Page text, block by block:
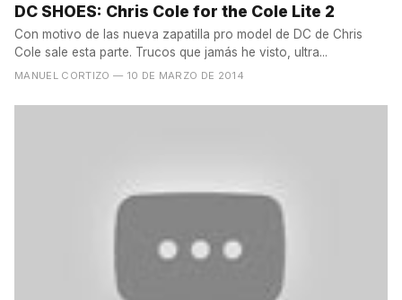
DC SHOES: Chris Cole for the Cole Lite 2
Con motivo de las nueva zapatilla pro model de DC de Chris
Cole sale esta parte. Trucos que jamás he visto, ultra...
MANUEL CORTIZO — 10 DE MARZO DE 2014